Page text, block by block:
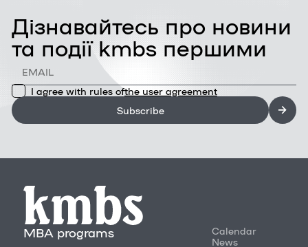
Дізнавайтесь про новини
та події kmbs першими
I agree with rules ofthe user agreement
Subscribe
MBA programs
Calendar
News